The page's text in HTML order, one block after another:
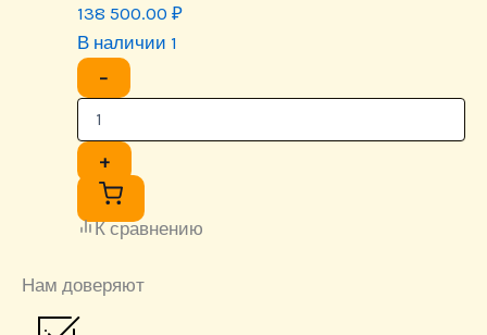
138 500.00 ₽
В наличии 1
−
+
К сравнению
Нам доверяют